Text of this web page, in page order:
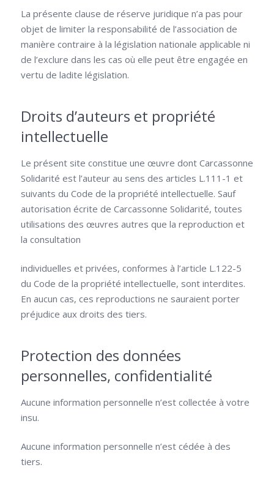
La présente clause de réserve juridique n’a pas pour
objet de limiter la responsabilité de l’association de
manière contraire à la législation nationale applicable ni
de l’exclure dans les cas où elle peut être engagée en
vertu de ladite législation.
Droits d’auteurs et propriété
intellectuelle
Le présent site constitue une œuvre dont Carcassonne
Solidarité est l’auteur au sens des articles L.111-1 et
suivants du Code de la propriété intellectuelle. Sauf
autorisation écrite de Carcassonne Solidarité, toutes
utilisations des œuvres autres que la reproduction et
la consultation
individuelles et privées, conformes à l’article L.122-5
du Code de la propriété intellectuelle, sont interdites.
En aucun cas, ces reproductions ne sauraient porter
préjudice aux droits des tiers.
Protection des données
personnelles, confidentialité
Aucune information personnelle n’est collectée à votre
insu.
Aucune information personnelle n’est cédée à des
tiers.